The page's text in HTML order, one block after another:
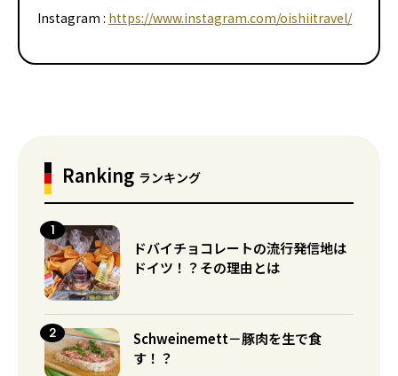
Instagram : https://www.instagram.com/oishiitravel/
Ranking ランキング
ドバイチョコレートの流行発信地は
ドイツ！？その理由とは
Schweinemett－豚肉を生で食
す！？